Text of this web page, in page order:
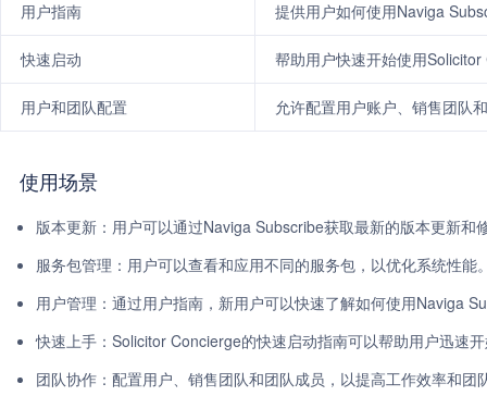
用户指南 提供用户如何使用Naviga
快速启动 帮助用户快速开始使用
用户和团队配置 允许配置用户账户、销售团队
使用场景
版本更新：用户可以通过Naviga Subscribe获取最新的版本更新和
服务包管理：用户可以查看和应用不同的服务包，以优化系统性能
用户管理：通过用户指南，新用户可以快速了解如何使用Naviga
快速上手：Solicitor Concierge的快速启动指南可以帮助用户迅速
团队协作：配置用户、销售团队和团队成员，以提高工作效率和团